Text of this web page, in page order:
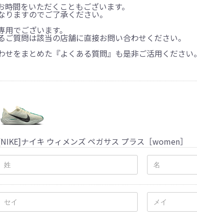
間をいただくこともございます。
ますのでご了承ください。
でございます。
質問は該当の店舗に直接お問い合わせください。
をまとめた『よくある質問』も是非ご活用ください。
ナイキ ウィメンズ ペガサス プラス［women］